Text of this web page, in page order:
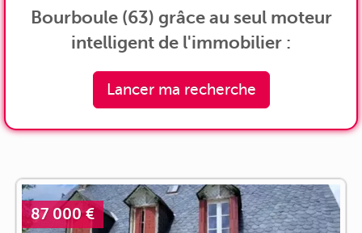
Bourboule (63) grâce au seul moteur
intelligent de l'immobilier :
Lancer ma recherche
87 000 €